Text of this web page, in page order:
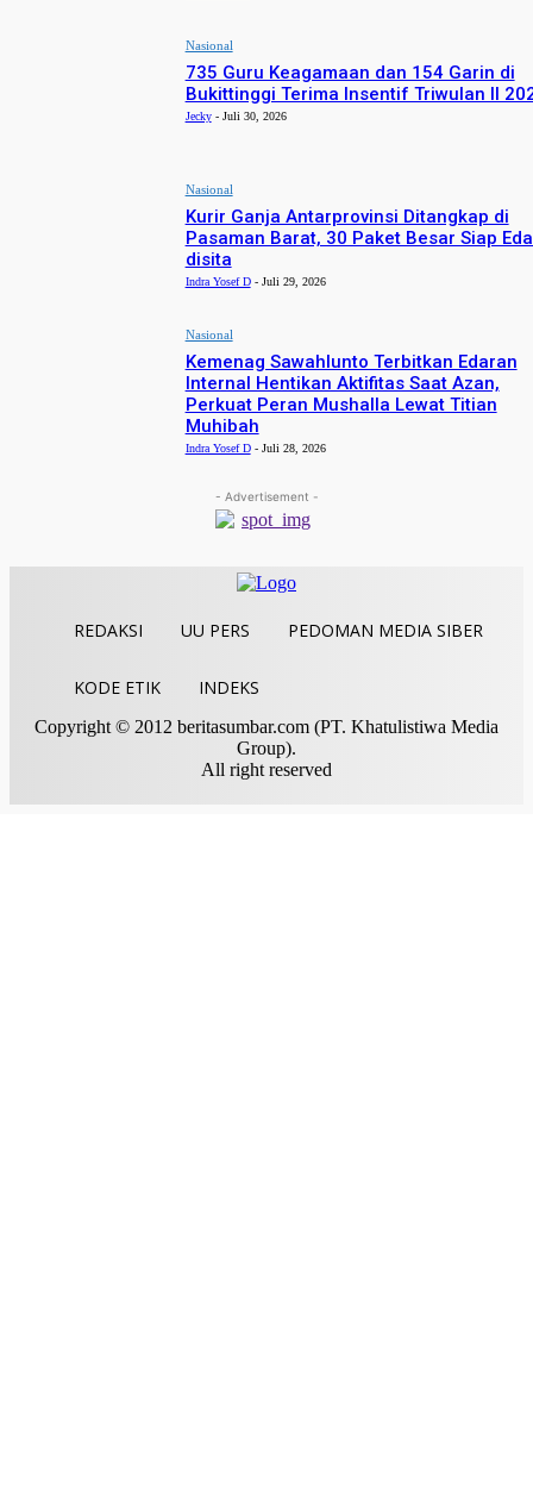
Nasional
735 Guru Keagamaan dan 154 Garin di
Bukittinggi Terima Insentif Triwulan II
Jecky - Juli 30, 2026
Nasional
Kurir Ganja Antarprovinsi Ditangkap di
Pasaman Barat, 30 Paket Besar Siap
disita
Indra Yosef D - Juli 29, 2026
Nasional
Kemenag Sawahlunto Terbitkan Edaran
Internal Hentikan Aktifitas Saat Azan,
Perkuat Peran Mushalla Lewat Titian
Muhibah
Indra Yosef D - Juli 28, 2026
- Advertisement -
REDAKSI UU PERS PEDOMAN MEDIA SIBER
KODE ETIK INDEKS
Copyright © 2012 beritasumbar.com (PT. Khatulistiwa Media
Group).
All right reserved